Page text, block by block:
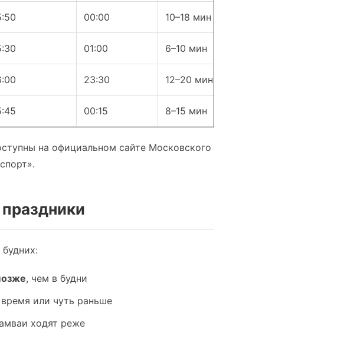
00:00 10–18 мин
01:00 6–10 мин
23:30 12–20 мин
00:15 8–15 мин
на официальном сайте Московского
, чем в будни
или чуть раньше
ходят реже